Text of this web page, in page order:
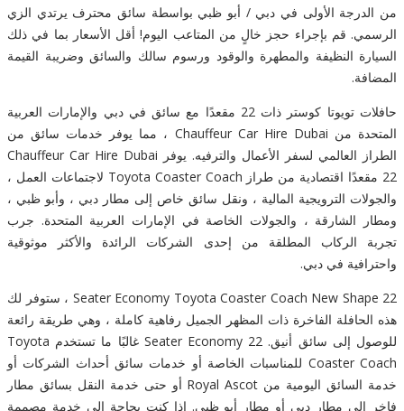
من الدرجة الأولى في دبي / أبو ظبي بواسطة سائق محترف يرتدي الزي
الرسمي. قم بإجراء حجز خالٍ من المتاعب اليوم! أقل الأسعار بما في ذلك
السيارة النظيفة والمطهرة والوقود ورسوم سالك والسائق وضريبة القيمة
المضافة.
حافلات تويوتا كوستر ذات 22 مقعدًا مع سائق في دبي والإمارات العربية
المتحدة من Chauffeur Car Hire Dubai ، مما يوفر خدمات سائق من
الطراز العالمي لسفر الأعمال والترفيه. يوفر Chauffeur Car Hire Dubai
22 مقعدًا اقتصادية من طراز Toyota Coaster Coach لاجتماعات العمل ،
والجولات الترويجية المالية ، ونقل سائق خاص إلى مطار دبي ، وأبو ظبي ،
ومطار الشارقة ، والجولات الخاصة في الإمارات العربية المتحدة. جرب
تجربة الركاب المطلقة من إحدى الشركات الرائدة والأكثر موثوقية
واحترافية في دبي.
22 Seater Economy Toyota Coaster Coach New Shape ، ستوفر لك
هذه الحافلة الفاخرة ذات المظهر الجميل رفاهية كاملة ، وهي طريقة رائعة
للوصول إلى سائق أنيق. 22 Seater Economy غالبًا ما تستخدم Toyota
Coaster Coach للمناسبات الخاصة أو خدمات سائق أحداث الشركات أو
خدمة السائق اليومية من Royal Ascot أو حتى خدمة النقل بسائق مطار
فاخر إلى مطار دبي أو مطار أبو ظبي. إذا كنت بحاجة إلى خدمة مصممة